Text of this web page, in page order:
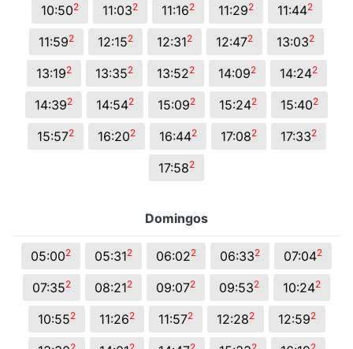
10:502 11:032 11:162 11:292 11:442
11:592 12:152 12:312 12:472 13:032
13:192 13:352 13:522 14:092 14:242
14:392 14:542 15:092 15:242 15:402
15:572 16:202 16:442 17:082 17:332
17:582
Domingos
05:002 05:312 06:022 06:332 07:042
07:352 08:212 09:072 09:532 10:242
10:552 11:262 11:572 12:282 12:592